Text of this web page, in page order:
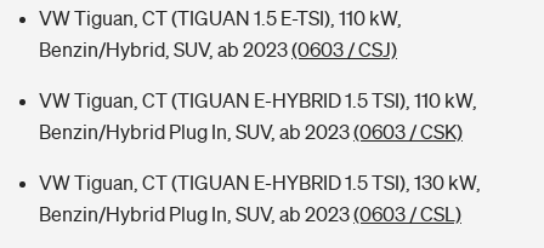
VW Tiguan, CT (TIGUAN 1.5 E-TSI), 110 kW,
Benzin/Hybrid, SUV, ab 2023(0603 / CSJ)
VW Tiguan, CT (TIGUAN E-HYBRID 1.5 TSI), 110 kW,
Benzin/Hybrid Plug In, SUV, ab 2023(0603 / CSK)
VW Tiguan, CT (TIGUAN E-HYBRID 1.5 TSI), 130 kW,
Benzin/Hybrid Plug In, SUV, ab 2023(0603 / CSL)